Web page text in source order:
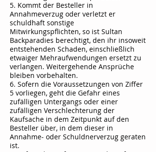
5. Kommt der Besteller in
Annahmeverzug oder verletzt er
schuldhaft sonstige
Mitwirkungspflichten, so ist Sultan
Backparadies berechtigt, den ihr insoweit
entstehenden Schaden, einschließlich
etwaiger Mehraufwendungen ersetzt zu
verlangen. Weitergehende Ansprüche
bleiben vorbehalten.
6. Sofern die Voraussetzungen von Ziffer
5 vorliegen, geht die Gefahr eines
zufälligen Untergangs oder einer
zufälligen Verschlechterung der
Kaufsache in dem Zeitpunkt auf den
Besteller über, in dem dieser in
Annahme- oder Schuldnerverzug geraten
ist.